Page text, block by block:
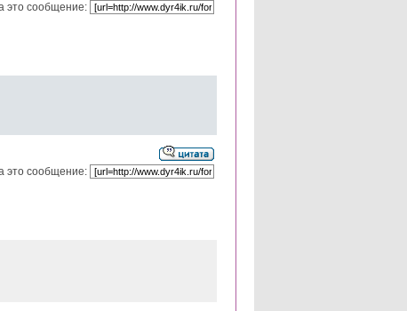
это сообщение:
это сообщение: